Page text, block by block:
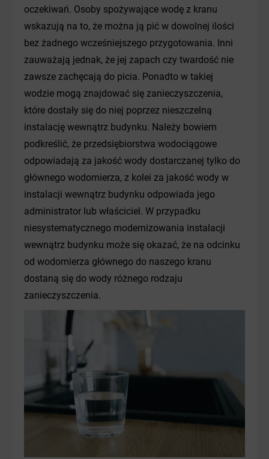
oczekiwań. Osoby spożywające wodę z kranu
wskazują na to, że można ją pić w dowolnej ilości
bez żadnego wcześniejszego przygotowania. Inni
zauważają jednak, że jej zapach czy twardość nie
zawsze zachęcają do picia. Ponadto w takiej
wodzie mogą znajdować się zanieczyszczenia,
które dostały się do niej poprzez nieszczelną
instalację wewnątrz budynku. Należy bowiem
podkreślić, że przedsiębiorstwa wodociągowe
odpowiadają za jakość wody dostarczanej tylko do
głównego wodomierza, z kolei za jakość wody w
instalacji wewnątrz budynku odpowiada jego
administrator lub właściciel. W przypadku
niesystematycznego modernizowania instalacji
wewnątrz budynku może się okazać, że na odcinku
od wodomierza głównego do naszego kranu
dostaną się do wody różnego rodzaju
zanieczyszczenia.